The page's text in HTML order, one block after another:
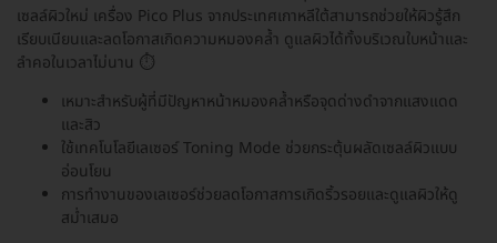
เซลล์ผิวใหม่ เครื่อง Pico Plus จากประเทศเกาหลีใต้สามารถช่วยให้ผิวรู้สึก
เรียบเนียนและลดโอกาสเกิดความหมองคล้ำ ดูแลผิวได้ทั้งบริเวณใบหน้าและ
ลำคอในเวลาไม่นาน ⏱️
เหมาะสำหรับผู้ที่มีปัญหาหน้าหมองคล้ำหรือจุดด่างดำจากแสงแดด
และสิว
ใช้เทคโนโลยีเลเซอร์ Toning Mode ช่วยกระตุ้นผลัดเซลล์ผิวแบบ
อ่อนโยน
การทำงานของเลเซอร์ช่วยลดโอกาสการเกิดริ้วรอยและดูแลผิวให้ดู
สม่ำเสมอ